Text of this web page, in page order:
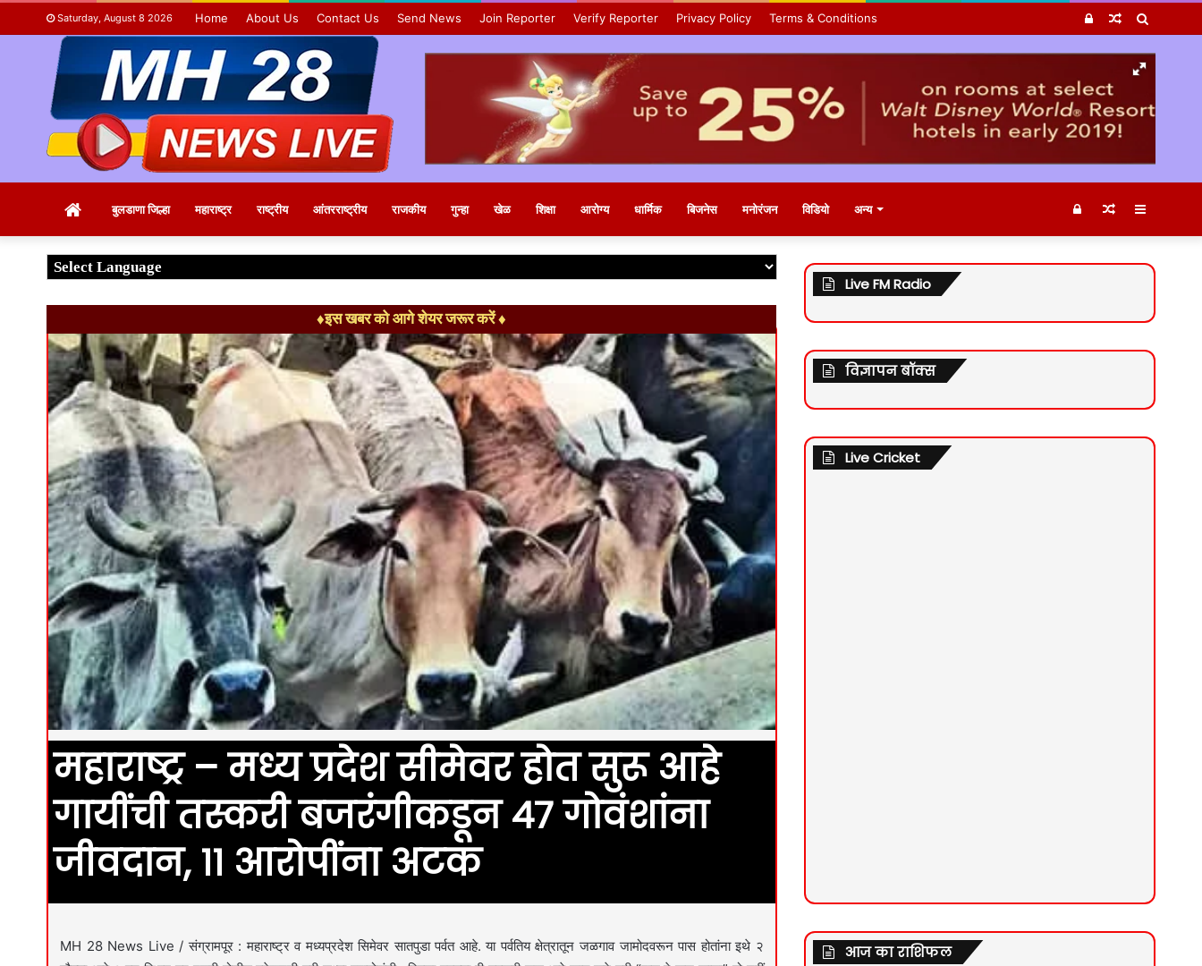
Saturday, August 8 2026 Home About Us Contact Us Send News Join Reporter Verify Reporter Privacy Policy Terms & Conditions Random
Log
Homeबुलडाणा जिल्हा महाराष्ट्र राष्ट्रीय आंतरराष्ट्रीय राजकीय गुन्हा खेळ शिक्षा आरोग्य धार्मिक बिजनेस मनोरंजन विडियो अन्य Sidebar
Random
Article
Log
In
♦इस खबर को आगे शेयर जरूर करें ♦
महाराष्ट्र – मध्य प्रदेश सीमेवर होत सुरू आहे
गायींची तस्करी बजरंगीकडून ४७ गोवंशांना
जीवदान, ११ आरोपींना अटक
MH 28 News Live / संग्रामपूर : महाराष्ट्र व मध्यप्रदेश सिमेवर सातपुडा पर्वत आहे. या पर्वतिय क्षेत्रातून जळगाव जामोदवरून पास होतांना इथे २
Live FM Radio
विज्ञापन बॉक्स
Live Cricket
आज का राशिफल